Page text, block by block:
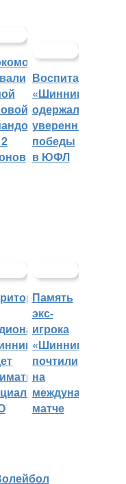
Воспитанники
«Шинника»
одержали
уверенные
победы
в ЮФЛ
Память
экс-
игрока
«Шинника»
почтили
на
международном
матче